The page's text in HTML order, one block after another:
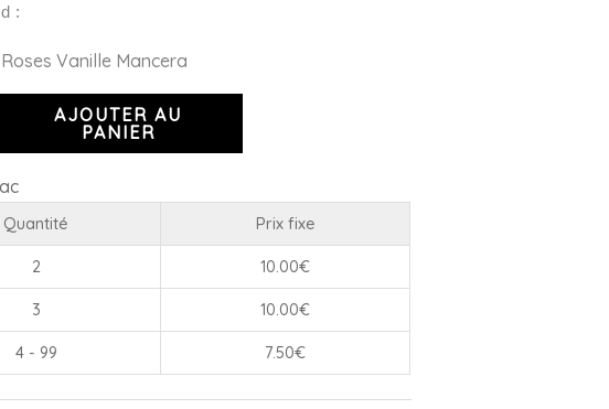
:
Roses Vanille Mancera
AJOUTER AU
PANIER
Quantité Prix fixe
2 10.00€
3 10.00€
4 - 99 7.50€